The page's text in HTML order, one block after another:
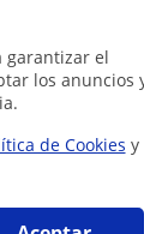
garantizar el
los anuncios
de Cookies y
Al hacer clic,